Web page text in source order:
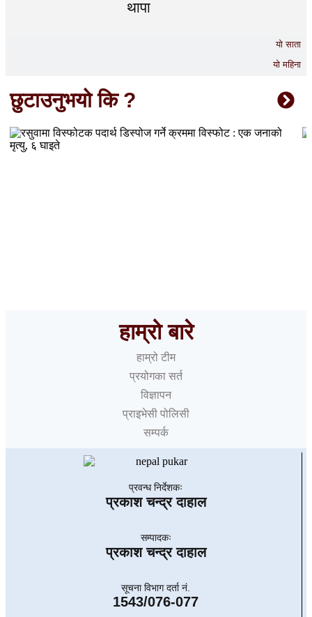
यो साता
यो महिना
थापा
छुटाउनुभयो कि ?
हाम्रो बारे
हाम्रो टीम
प्रयोगका सर्त
विज्ञापन
प्राइभेसी पोलिसी
सम्पर्क
प्रवन्ध निर्देशकः
प्रकाश चन्द्र दाहाल
सम्पादकः
प्रकाश चन्द्र दाहाल
सूचना विभाग दर्ता नं.
1543/076-077